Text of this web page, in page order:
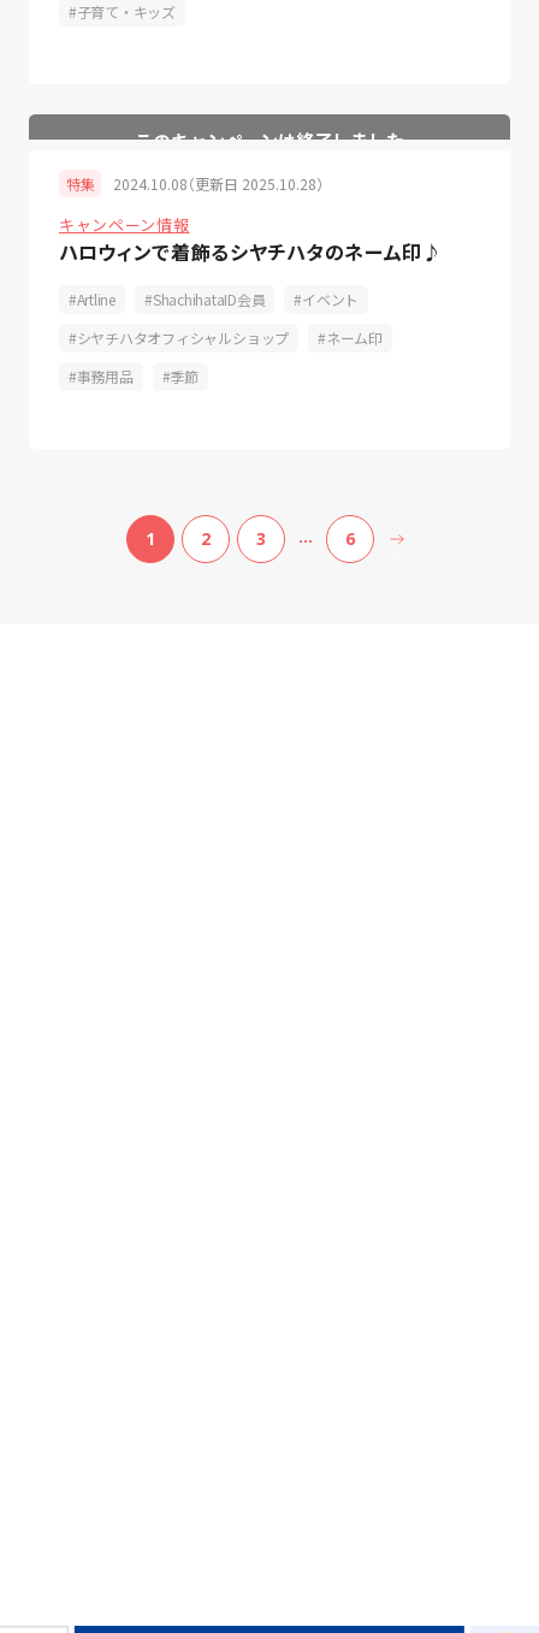
子育て・キッズ
特集 2024.10.08（更新日 2025.10.28）
キャンペーン情報
ハロウィンで着飾るシヤチハタのネーム印♪
Artline ShachihataID会員
イベント
シヤチハタオフィシャルショップ
ネーム印
事務用品
季節
1 2 3 … 6